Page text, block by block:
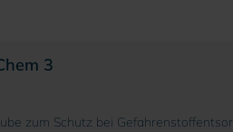
3
zum Schutz bei